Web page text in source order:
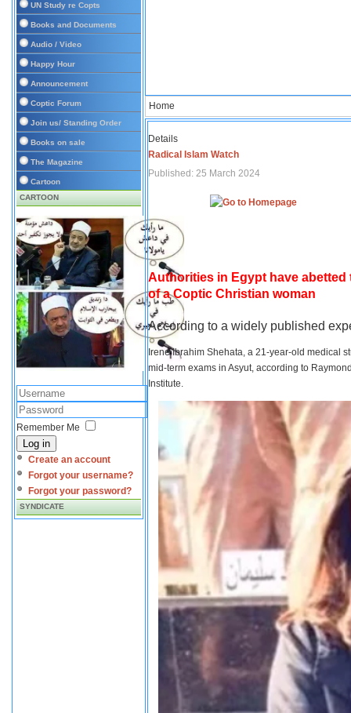
UN Study re Copts
Books and Documents
Audio / Video
Happy Hour
Announcement
Coptic Forum
Join us/ Standing Order
Books on sale
The Magazine
Cartoon
CARTOON
Remember Me
Log in
Create an account
Forgot your username?
Forgot your password?
SYNDICATE
Home
Details
Radical Islam Watch
Published: 25 March 2024
Authorities in Egypt have
of a Coptic Christian woman
According to a widely published
Irene Ibrahim Shehata, a 21-year-old medical
mid-term exams in Asyut, according to
Institute.